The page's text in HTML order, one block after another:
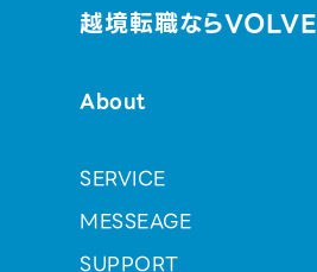
越境転職ならVOLVE
About
SERVICE
MESSEAGE
SUPPORT